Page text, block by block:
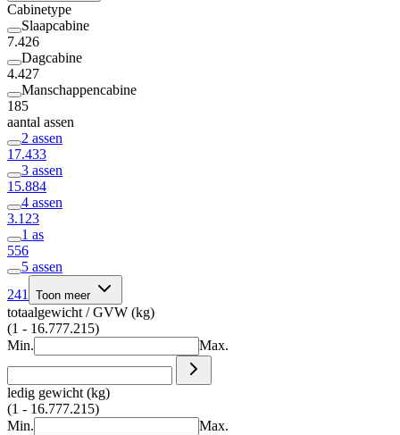
Cabinetype
Slaapcabine
7.426
Dagcabine
4.427
Manschappencabine
185
aantal assen
2 assen
17.433
3 assen
15.884
4 assen
3.123
1 as
556
5 assen
241
Toon meer
totaalgewicht / GVW (kg)
(1 - 16.777.215)
Min.
Max.
ledig gewicht (kg)
(1 - 16.777.215)
Min.
Max.